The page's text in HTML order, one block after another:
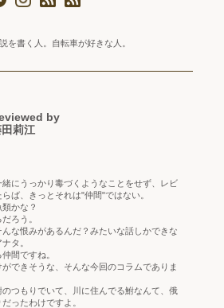
を書く人。自転車が好きな人。
by
莉江
にうっかり毒づくようなことをせず、レビ
ば、きっとそれは"仲間"ではない。
かな？
ろう。
な恨みがあるんだ？みたいな話しかできな
タ。
間ですね。
できそうな、そんな今回のコラムでありま
つもりでいて、川に住んでる鮒なんて、俄
ったわけですよ。